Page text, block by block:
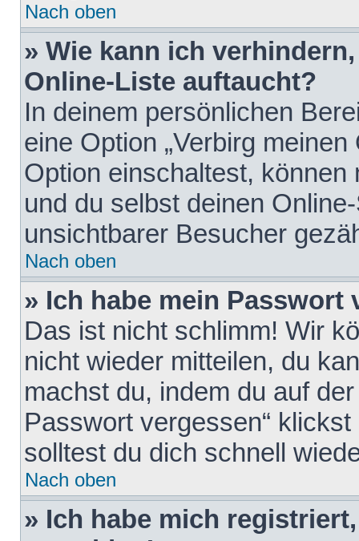
Nach oben
» Wie kann ich
Online-Liste auftaucht?
In deinem persönlichen
eine Option „Verbirg
Option einschaltest,
und du selbst deinen
unsichtbarer Besucher
Nach oben
» Ich habe mein Passwort
Das ist nicht schlimm! Wir
nicht wieder mitteilen, du
machst du, indem du auf
Passwort vergessen“
solltest du dich schnell
Nach oben
» Ich habe mich